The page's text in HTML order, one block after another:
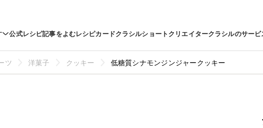
公式レシピ記事をよむレシピカードクラシルショートクリエイタークラシルのサービ
ツ 洋菓子 クッキー 低糖質シナモンジンジャークッキー